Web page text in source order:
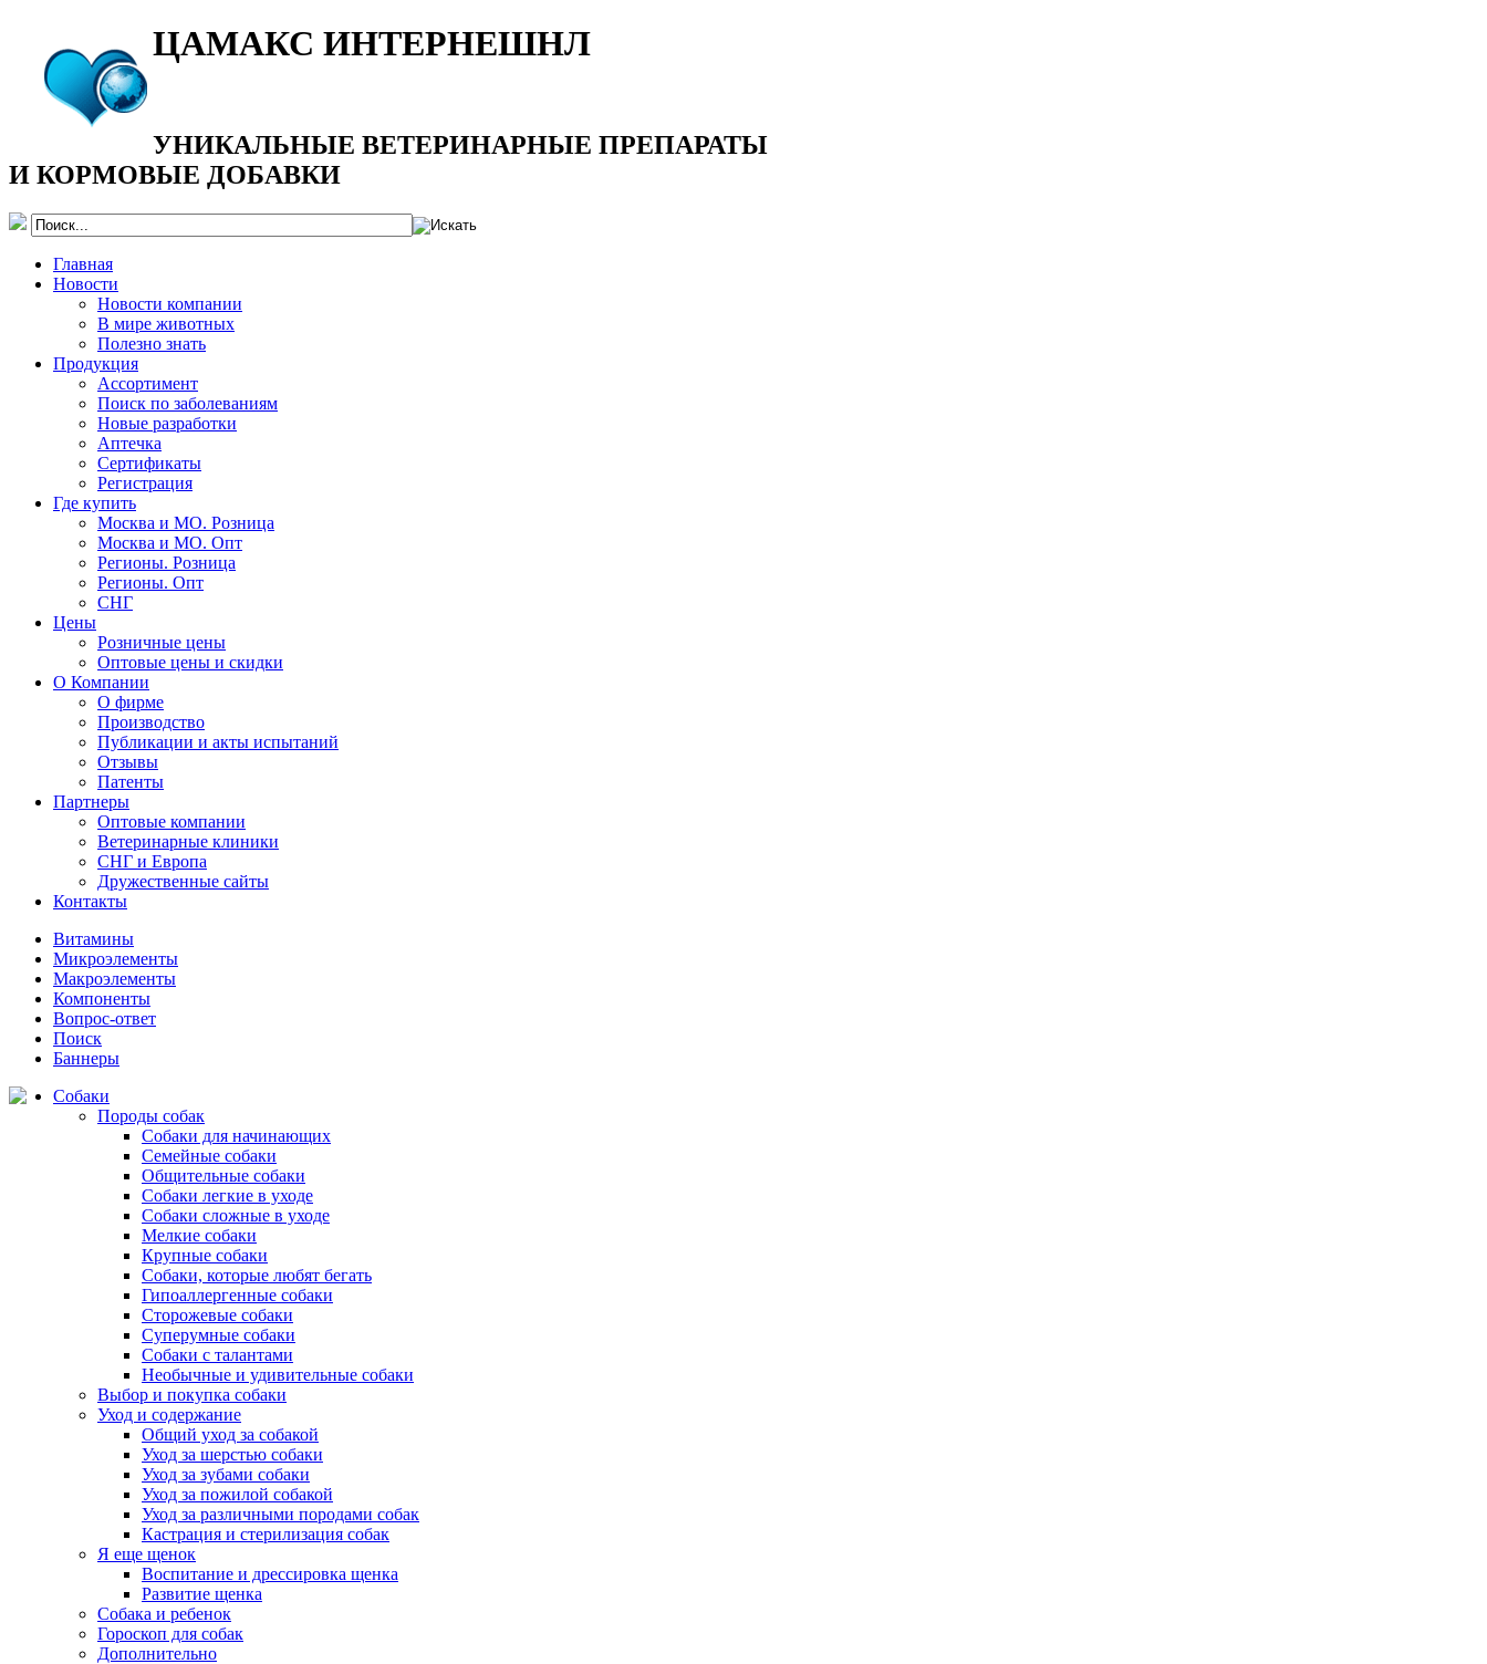
ЦАМАКС ИНТЕРНЕШНЛ
УНИКАЛЬНЫЕ ВЕТЕРИНАРНЫЕ ПРЕПАРАТЫ
И КОРМОВЫЕ ДОБАВКИ
Главная
Новости
Новости компании
В мире животных
Полезно знать
Продукция
Ассортимент
Поиск по заболеваниям
Новые разработки
Аптечка
Сертификаты
Регистрация
Где купить
Москва и МО. Розница
Москва и МО. Опт
Регионы. Розница
Регионы. Опт
СНГ
Цены
Розничные цены
Оптовые цены и скидки
О Компании
О фирме
Производство
Публикации и акты испытаний
Отзывы
Патенты
Партнеры
Оптовые компании
Ветеринарные клиники
СНГ и Европа
Дружественные сайты
Контакты
Витамины
Микроэлементы
Макроэлементы
Компоненты
Вопрос-ответ
Поиск
Баннеры
Собаки
Породы собак
Собаки для начинающих
Семейные собаки
Общительные собаки
Собаки легкие в уходе
Собаки сложные в уходе
Мелкие собаки
Крупные собаки
Собаки, которые любят бегать
Гипоаллергенные собаки
Сторожевые собаки
Суперумные собаки
Собаки с талантами
Необычные и удивительные собаки
Выбор и покупка собаки
Уход и содержание
Общий уход за собакой
Уход за шерстью собаки
Уход за зубами собаки
Уход за пожилой собакой
Уход за различными породами собак
Кастрация и стерилизация собак
Я еще щенок
Воспитание и дрессировка щенка
Развитие щенка
Собака и ребенок
Гороскоп для собак
Дополнительно